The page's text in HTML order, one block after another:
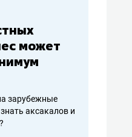
может
зарубежные
аксакалов и